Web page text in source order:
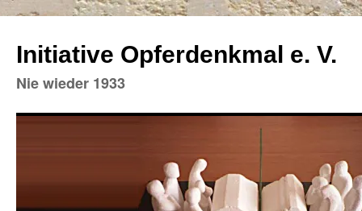
Initiative Opferdenkmal e. V.
Nie wieder 1933